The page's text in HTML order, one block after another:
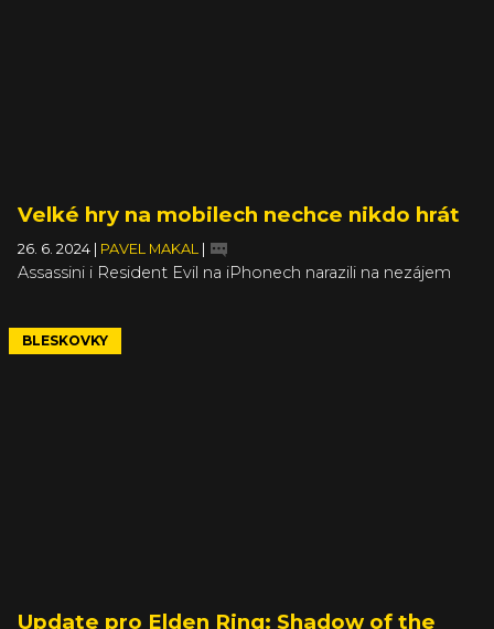
Velké hry na mobilech nechce nikdo hrát
26. 6. 2024 | PAVEL MAKAL |
Assassini i Resident Evil na iPhonech narazili na nezájem
BLESKOVKY
Update pro Elden Ring: Shadow of the